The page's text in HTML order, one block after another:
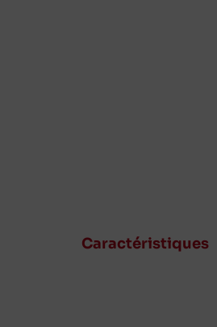
Caractéristiques